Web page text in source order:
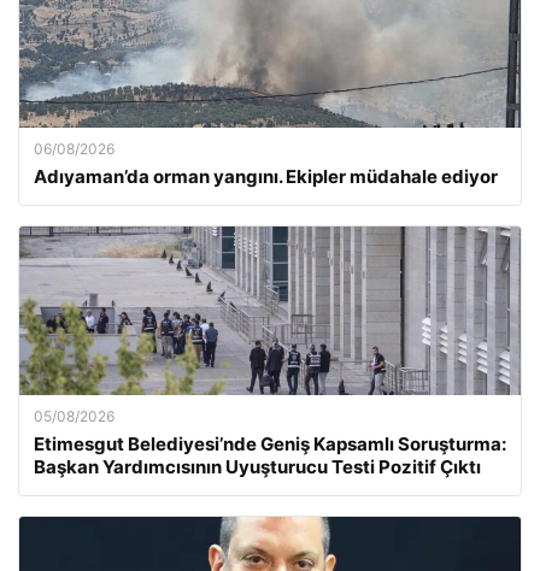
06/08/2026
Adıyaman’da orman yangını. Ekipler müdahale ediyor
05/08/2026
Etimesgut Belediyesi’nde Geniş Kapsamlı Soruşturma:
Başkan Yardımcısının Uyuşturucu Testi Pozitif Çıktı